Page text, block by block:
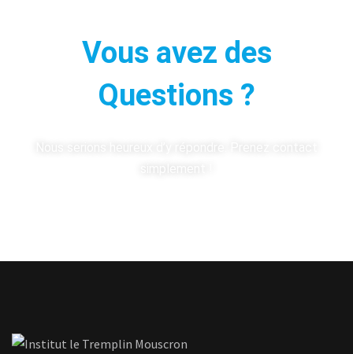
Vous avez des
Questions ?